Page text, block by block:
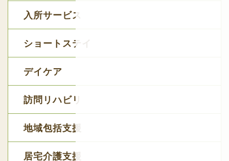
入所サービス
ショートステイ
デイケア
訪問リハビリ
地域包括支援
居宅介護支援